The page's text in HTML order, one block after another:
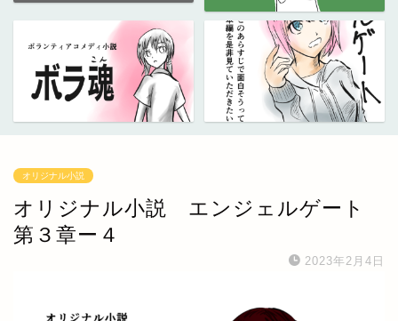
オリジナル小説
オリジナル小説 エンジェルゲート
第３章ー４
2023年2月4日